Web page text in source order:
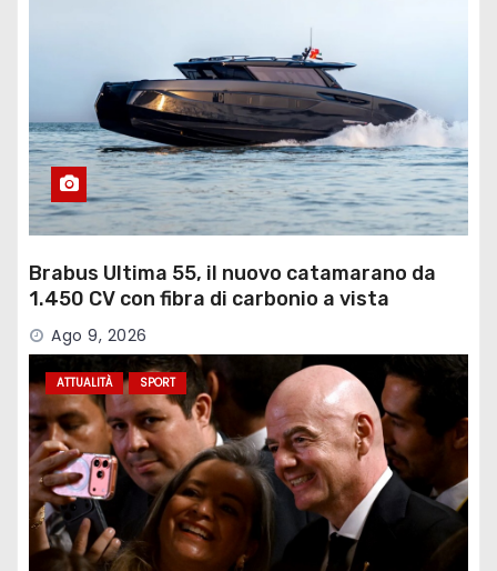
Brabus Ultima 55, il nuovo catamarano da
1.450 CV con fibra di carbonio a vista
Ago 9, 2026
ATTUALITÀ SPORT